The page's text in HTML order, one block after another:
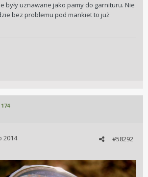
były uznawane jako pamy do garnituru. Nie
bez problemu pod mankiet to już
174
#58292
2014